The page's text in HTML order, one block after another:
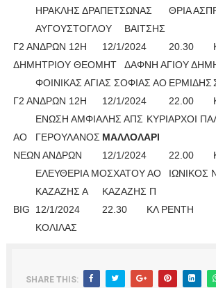
ΗΡΑΚΛΗΣ ΔΡΑΠΕΤΣΩΝΑΣ
ΘΡΙΑ
ΑΥΓΟΥΣΤΟΓΛΟΥ
ΒΑΙΤΣΗΣ
Γ2 ΑΝΔΡΩΝ 12Η
12/1/2024 20.30
ΔΗΜΗΤΡΙΟΥ ΘΕΟΜΗΤ
ΔΑΦΝΗ ΑΓΙΟΥ
ΦΟΙΝΙΚΑΣ ΑΓΙΑΣ ΣΟΦΙΑΣ ΑΟ ΕΡΜΙΔΗΣ
Γ2 ΑΝΔΡΩΝ 12Η
12/1/2024 22.00
ΕΝΩΣΗ ΑΜΦΙΑΛΗΣ ΑΠΣ ΚΥΡΙΑΡΧΟΙ
ΑΟ
ΓΕΡΟΥΛΑΝΟΣ ΜΑΛΛΟΛΑΡΙ
ΝΕΩΝ ΑΝΔΡΩΝ
12/1/2024 22.00
ΕΛΕΥΘΕΡΙΑ ΜΟΣΧΑΤΟΥ ΑΟ
ΙΩΝΙΚΟΣ
ΚΑΖΑΖΗΣ Α
ΚΑΖΑΖΗΣ Π
BIG
12/1/2024 22.30 ΚΛ ΡΕΝΤΗ
ΚΟΛΙΛΑΣ
SHARE THIS: